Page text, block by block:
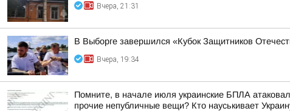
Вчера, 21:31
В Выборге завершился «Кубок Защитников
Вчера, 19:34
Помните, в начале июля украинские БПЛА
прочие непубличные вещи? Кто науськивает